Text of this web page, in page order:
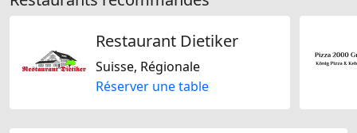
Restaurant Dietiker
Suisse, Régionale
Réserver une table